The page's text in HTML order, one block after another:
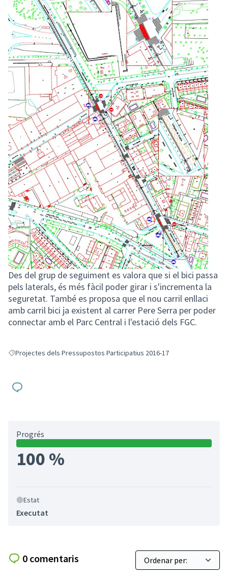
Des del grup de seguiment es valora que si el bici passa
pels laterals, és més fàcil poder girar i s'incrementa la
seguretat. També es proposa que el nou carril enllaci
amb carril bici ja existent al carrer Pere Serra per poder
connectar amb el Parc Central i l'estació dels FGC.
Resultats en filtrar per: Projectes dels Pressupostos Participatius 2016-
Projectes dels Pressupostos Participatius 2016-17
Progrés
100 %
Estat
Executat
0 comentaris